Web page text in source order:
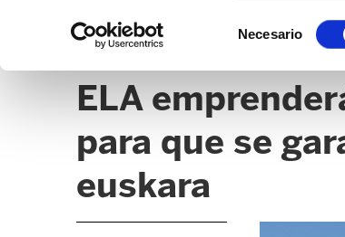
Necesario
ADMINISTRACIÓN DE NAVARRA -
ELA
para que se
euskara